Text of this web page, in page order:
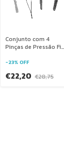
Conjunto com 4
Pinças de Pressão Fit
-23% OFF
€22,20 €28,75